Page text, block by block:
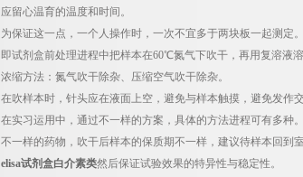
应留心温育的温度和时间。
为保证这一点，一个人操作时，一次不宜多于两块板一起测定。
即试剂盒前处理进程中把样本在60℃氮气下吹干，再用复溶液溶
浓缩方法：氮气吹干除杂、压缩空气吹干除杂。
在吹样本时，针头应在液面上空，避免与样本触摸，避免发作交
在实习运用中，通过不一样的方案，具体的方法进程可有多种。
不一样的药物，吹干后样本的保质期不一样，建议待样本回到
elisa试剂盒白介素类然后保证试验效果的特异性与稳定性。